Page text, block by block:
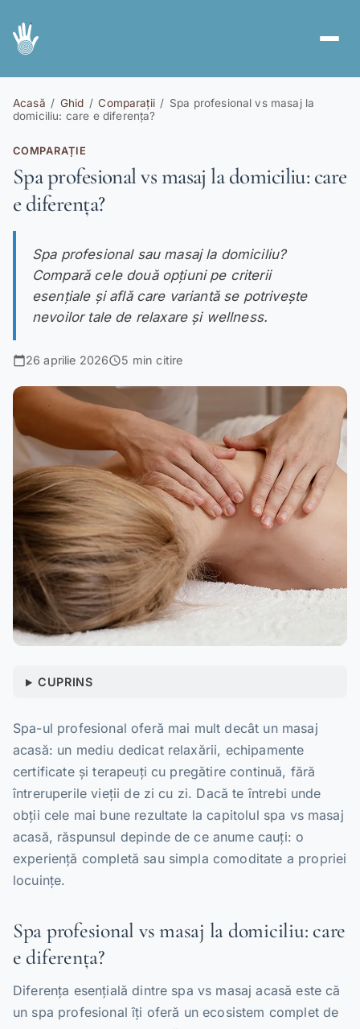
spa Servicii
redeemVoucher Cadou
menu_bookGhid
person_add
Autentificare
RO EN
Acasă / Ghid / Comparații / Spa profesional vs masaj la
domiciliu: care e diferența?
COMPARAȚIE
Spa profesional vs masaj la domiciliu: care
e diferența?
Spa profesional sau masaj la domiciliu?
Compară cele două opțiuni pe criterii
esențiale și află care variantă se potrivește
nevoilor tale de relaxare și wellness.
calendar_today26 aprilie 2026schedule5 min citire
CUPRINS
Spa-ul profesional oferă mai mult decât un masaj
acasă: un mediu dedicat relaxării, echipamente
certificate și terapeuți cu pregătire continuă, fără
întreruperile vieții de zi cu zi. Dacă te întrebi unde
obții cele mai bune rezultate la capitolul spa vs masaj
acasă, răspunsul depinde de ce anume cauți: o
experiență completă sau simpla comoditate a propriei
locuințe.
Spa profesional vs masaj la domiciliu: care
e diferența?
Diferența esențială dintre spa vs masaj acasă este că
un spa profesional îți oferă un ecosistem complet de